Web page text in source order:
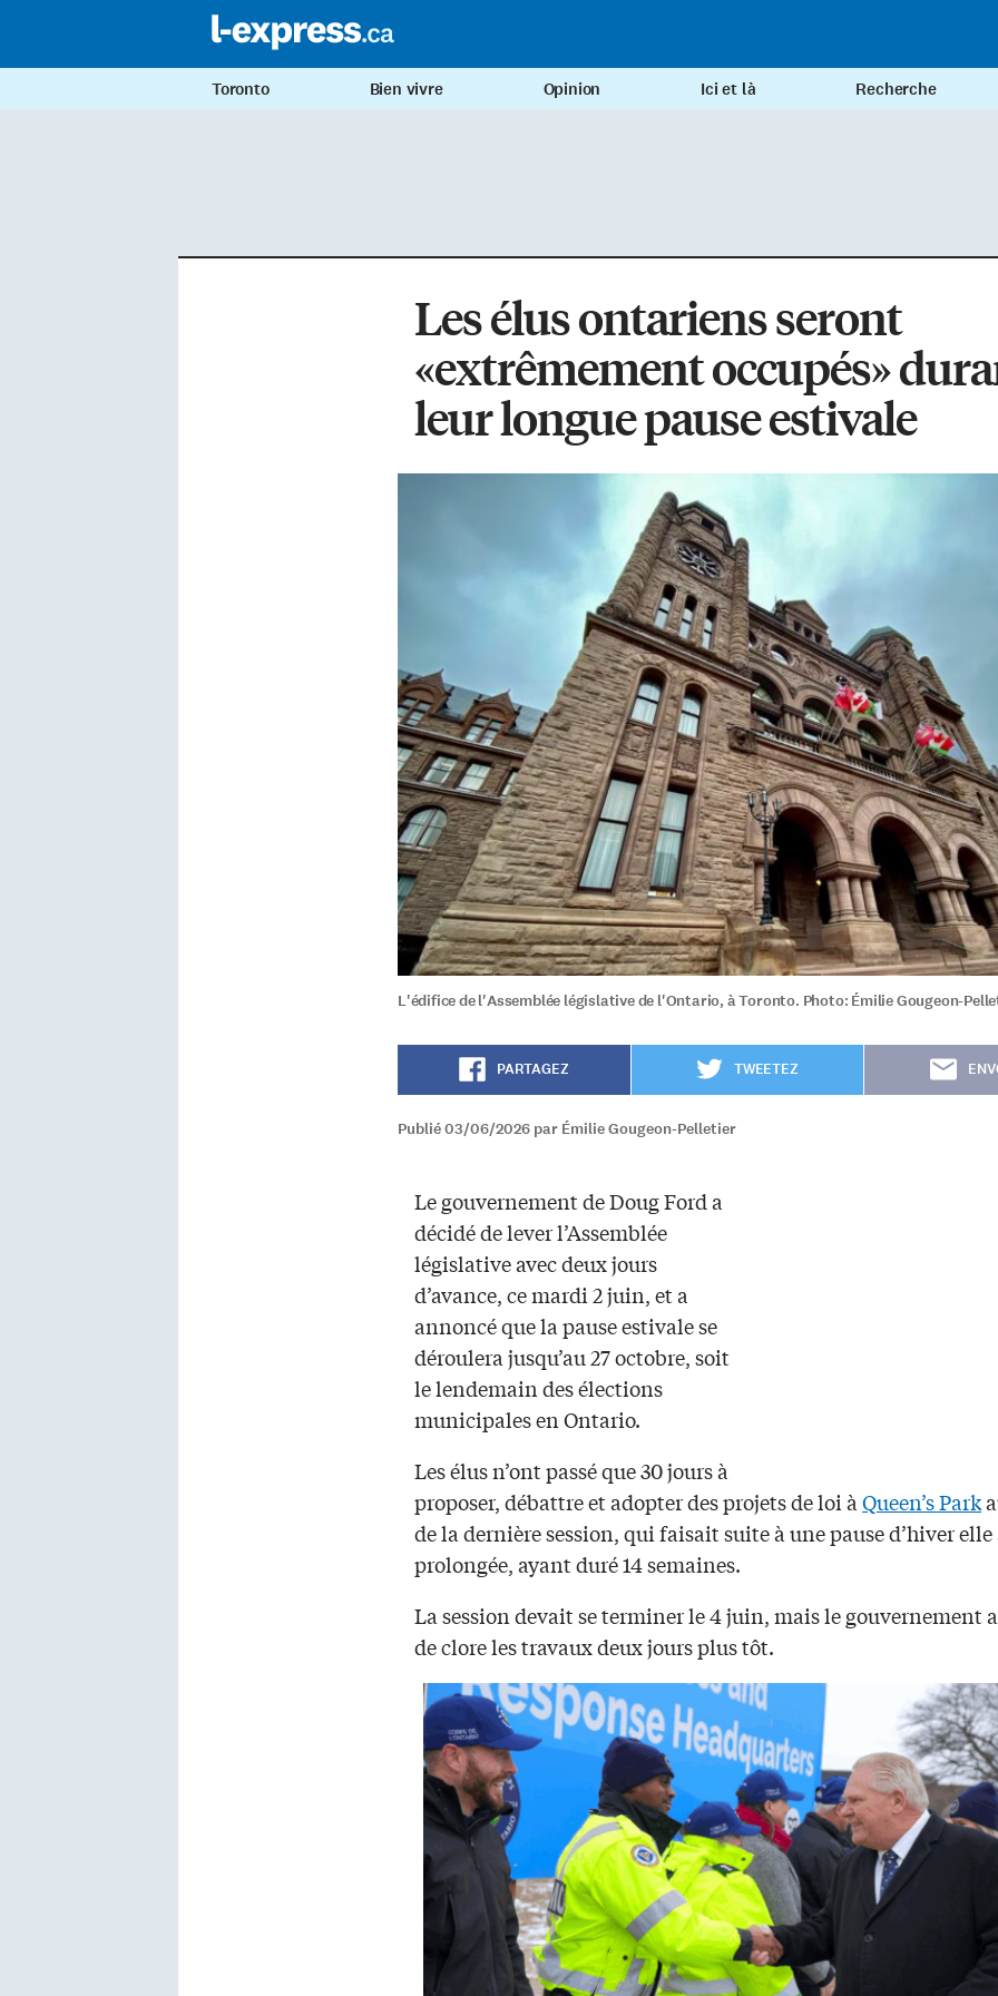
Toronto Bien vivre Opinion Ici et là Recherche
Les élus ontariens seront
«extrêmement occupés»
leur longue pause estivale
L'édifice de l'Assemblée législative de l'Ontario, à Toronto. Photo: Émilie Gougeon-
PARTAGEZ TWEETEZ
Publié 03/06/2026 par Émilie Gougeon-Pelletier
Le gouvernement de Doug Ford a
décidé de lever l’Assemblée
législative avec deux jours
d’avance, ce mardi 2 juin, et a
annoncé que la pause estivale se
déroulera jusqu’au 27 octobre, soit
le lendemain des élections
municipales en Ontario.
Les élus n’ont passé que 30 jours à
proposer, débattre et adopter des projets de loi à Queen’s Park
de la dernière session, qui faisait suite à une pause d’hiver elle
prolongée, ayant duré 14 semaines.
La session devait se terminer le 4 juin, mais le gouvernement
de clore les travaux deux jours plus tôt.